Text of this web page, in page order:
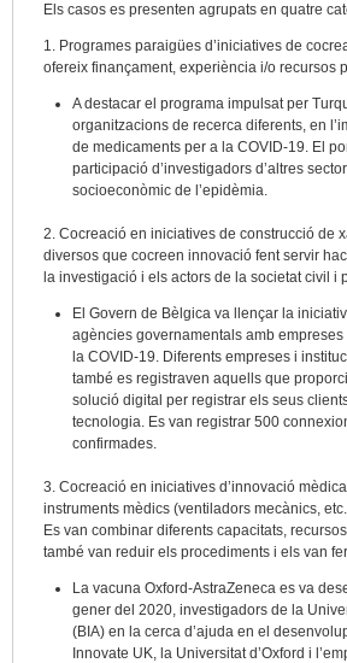
Els casos es presenten agrupats en quatre
1. Programes paraigües d’iniciatives de
ofereix finançament, experiència i/o recursos
A destacar el programa impulsat per
organitzacions de recerca diferents, en
de medicaments per a la COVID-19. El
participació d’investigadors d’altres
socioeconòmic de l’epidèmia.
2. Cocreació en iniciatives de construcció de
diversos que cocreen innovació fent servir
la investigació i els actors de la societat civil
El Govern de Bèlgica va llençar la
agències governamentals amb
la COVID-19. Diferents empreses i
també es registraven aquells que
solució digital per registrar els seus
tecnologia. Es van registrar 500
confirmades.
3. Cocreació en iniciatives d’innovació
instruments mèdics (ventiladors mecànics,
Es van combinar diferents capacitats,
també van reduir els procediments i els van
La vacuna Oxford-AstraZeneca es va
gener del 2020, investigadors de la
(BIA) en la cerca d’ajuda en el
Innovate UK, la Universitat d’Oxford i